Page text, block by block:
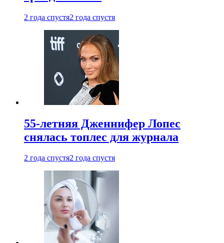
2 года спустя2 года спустя
55-летняя Дженнифер Лопес
снялась топлес для журнала
2 года спустя2 года спустя